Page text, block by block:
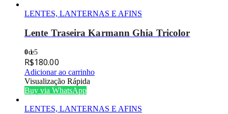
LENTES, LANTERNAS E AFINS
Lente Traseira Karmann Ghia Tricolor
0de 5
R$180.00
Adicionar ao carrinho
Visualização Rápida
Buy via WhatsApp
LENTES, LANTERNAS E AFINS